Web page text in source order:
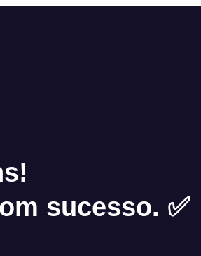
sucesso. ✅